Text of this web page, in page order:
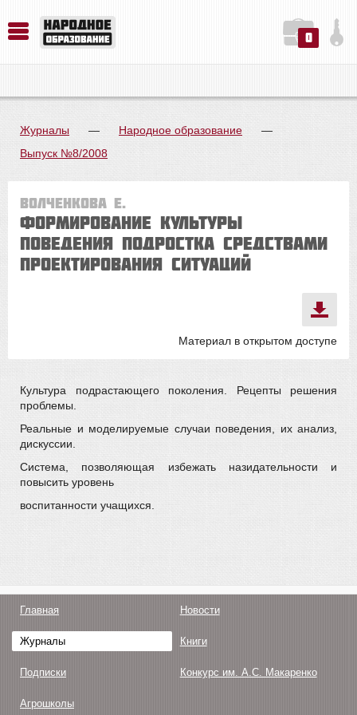
0
Журналы — Народное образование
—
Выпуск №8/2008
Волченкова Е.
Формирование культуры
поведения подростка средствами
проектирования ситуаций
Материал в открытом доступе
Культура подрастающего поколения. Рецепты решения
проблемы.
Реальные и моделируемые случаи поведения, их анализ,
дискуссии.
Система, позволяющая избежать назидательности и
повысить уровень
воспитанности учащихся.
Главная Новости
Журналы Книги
Подписки Конкурс им. А.С. Макаренко
Агрошколы